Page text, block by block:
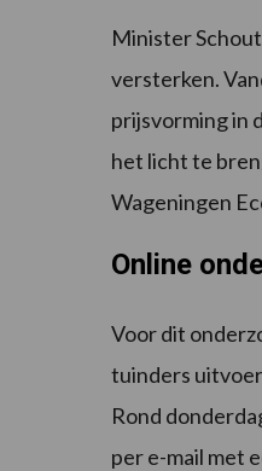
Minister
versterken.
prijsvorming in
het licht te
Wageningen
Online
Voor dit
tuinders
Rond
per e-mail met